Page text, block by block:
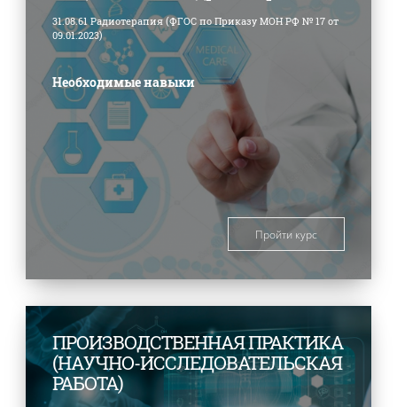
31.08.61 Радиотерапия (ФГОС по Приказу МОН РФ № 17 от
09.01.2023)
Необходимые навыки
Пройти курс
ПРОИЗВОДСТВЕННАЯ ПРАКТИКА
(НАУЧНО-ИССЛЕДОВАТЕЛЬСКАЯ
РАБОТА)